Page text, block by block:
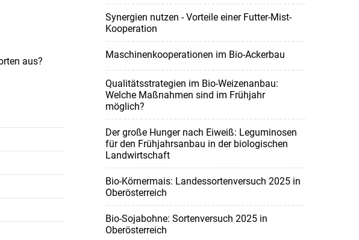
aus?
Synergien nutzen - Vorteile einer Futter-Mist-
Kooperation
Maschinenkooperationen im Bio-Ackerbau
Qualitätsstrategien im Bio-Weizenanbau:
Welche Maßnahmen sind im Frühjahr
möglich?
Der große Hunger nach Eiweiß: Leguminosen
für den Frühjahrsanbau in der biologischen
Landwirtschaft
Bio-Körnermais: Landessortenversuch 2025 in
Oberösterreich
Bio-Sojabohne: Sortenversuch 2025 in
Oberösterreich